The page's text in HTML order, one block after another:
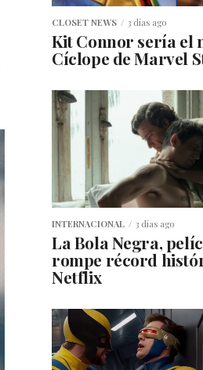
CLOSET NEWS 3 días ago
Kit Connor sería el
Cíclope de Marvel
INTERNACIONAL 3 días ago
La Bola Negra,
rompe récord
Netflix